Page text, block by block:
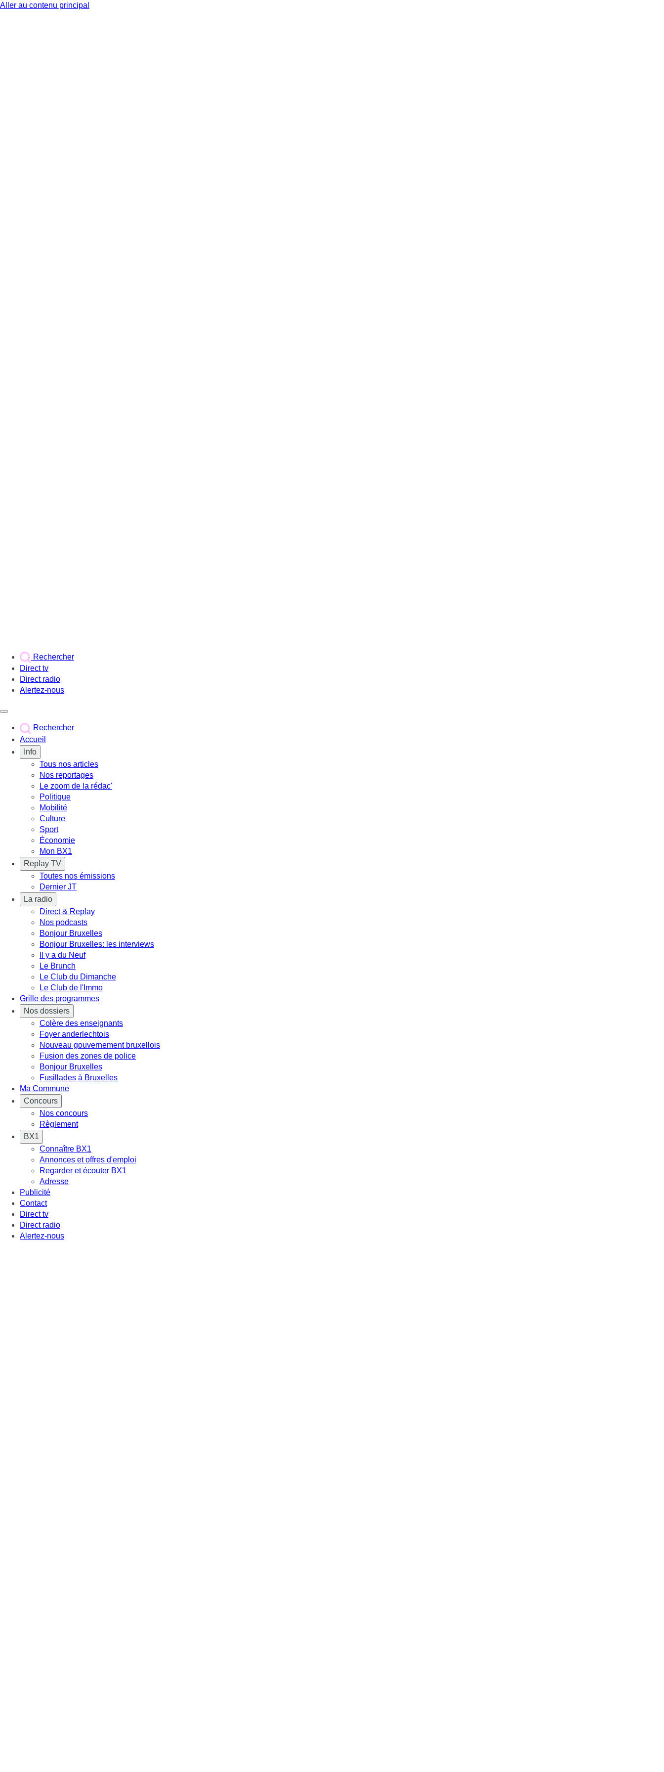
Aller au contenu principal
Rechercher
Direct tv
Direct radio
Alertez-nous
Rechercher
Accueil
Info
Tous nos articles
Nos reportages
Le zoom de la rédac'
Politique
Mobilité
Culture
Sport
Économie
Mon BX1
Replay TV
Toutes nos émissions
Dernier JT
La radio
Direct & Replay
Nos podcasts
Bonjour Bruxelles
Bonjour Bruxelles: les interviews
Il y a du Neuf
Le Brunch
Le Club du Dimanche
Le Club de l'Immo
Grille des programmes
Nos dossiers
Colère des enseignants
Foyer anderlechtois
Nouveau gouvernement bruxellois
Fusion des zones de police
Bonjour Bruxelles
Fusillades à Bruxelles
Ma Commune
Concours
Nos concours
Règlement
BX1
Connaître BX1
Annonces et offres d'emploi
Regarder et écouter BX1
Adresse
Publicité
Contact
Direct tv
Direct radio
Alertez-nous